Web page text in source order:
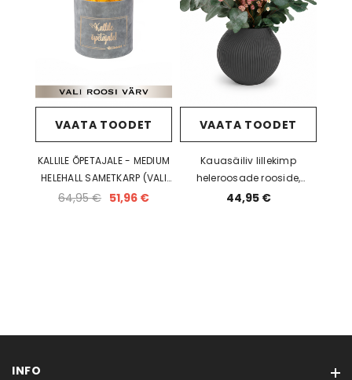
VAATA TOODET
KALLILE ÕPETAJALE - MEDIUM
HELEHALL SAMETKARP (VALI
ROOSI VÄRV)
64,95 € 51,96 €
VAATA TOODET
Kauasäiliv lillekimp
heleroosade rooside,
stabiliseeritud eukalüpti ja
44,95 €
INFO